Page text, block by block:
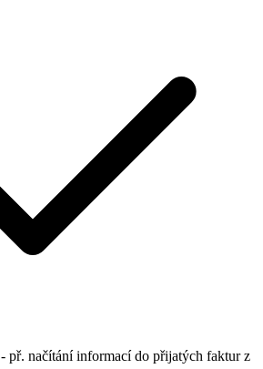
- př. načítání informací do přijatých faktur z